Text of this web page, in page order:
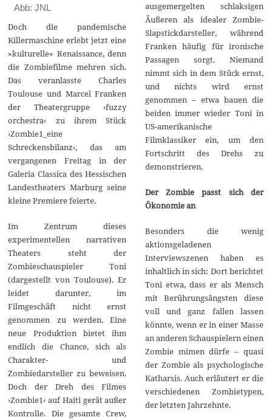
Abb: JNL
Doch die pandemische
Killermaschine erlebt jetzt eine
»kulturelle« Renaissance, denn
die Zombiefilme mehren sich.
Das veranlasste Charles
Toulouse und Marcel Franken
der Theatergruppe ›fuzzy
orchestra‹ zu ihrem Stück
›Zombie1_eine
Schreckensbilanz‹, das am
vergangenen Freitag in der
Galeria Classica des Hessischen
Landestheaters Marburg seine
kleine Premiere feierte.
Im Zentrum dieses
experimentellen narrativen
Theaters steht der
Zombieschauspieler Toni
(dargestellt von Toulouse). Er
leidet darunter, im
Filmgeschäft nicht ernst
genommen zu werden. Eine
neue Produktion bietet ihm
endlich die Chance, sich als
Charakter- und
Zombiedarsteller zu beweisen.
Doch der Dreh des Filmes
›Zombie1‹ auf Haiti gerät außer
Kontrolle. Die gesamte Crew,
ausgemergelten schlaksigen
Äußeren als idealer Zombie-
Slapstickdarsteller, während
Franken häufig für ironische
Passagen sorgt. Niemand
nimmt sich in dem Stück ernst,
und nichts wird ernst
genommen – etwa bauen die
beiden immer wieder Toni in
US-amerikanische
Filmklassiker ein, um den
Fortschritt des Drehs zu
demonstrieren.
Der Zombie passt sich der
Ökonomie an
Besonders die wenig
aktionsgeladenen
Interviewszenen haben es
inhaltlich in sich: Dort berichtet
Toni etwa, dass er als Mensch
mit Berührungsängsten diese
voll und ganz fallen lassen
könnte, wenn er in einer Masse
an anderen Schauspielern einen
Zombie mimen dürfe – quasi
der Zombie als psychologische
Katharsis. Auch erläutert er die
verschiedenen Zombietypen,
der letzten Jahrzehnte.